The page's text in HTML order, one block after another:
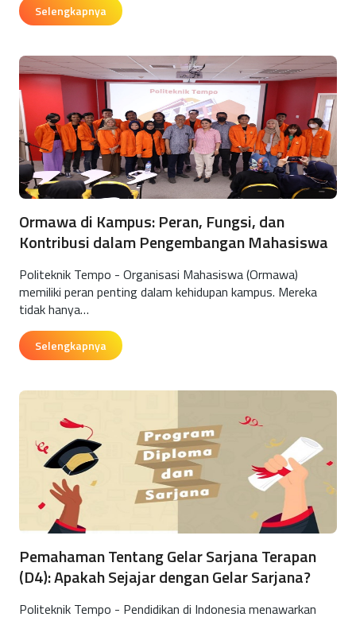
Selengkapnya
Ormawa di Kampus: Peran, Fungsi, dan
Kontribusi dalam Pengembangan Mahasiswa
Politeknik Tempo - Organisasi Mahasiswa (Ormawa)
memiliki peran penting dalam kehidupan kampus. Mereka
tidak hanya…
Selengkapnya
Pemahaman Tentang Gelar Sarjana Terapan
(D4): Apakah Sejajar dengan Gelar Sarjana?
Politeknik Tempo - Pendidikan di Indonesia menawarkan